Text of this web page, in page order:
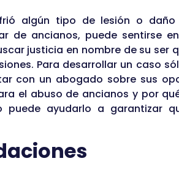
algún tipo de lesión o daño
de ancianos, puede sentirse
justicia en nombre de su ser
Para desarrollar un caso
con un abogado sobre sus
el abuso de ancianos y por
puede ayudarlo a garantizar